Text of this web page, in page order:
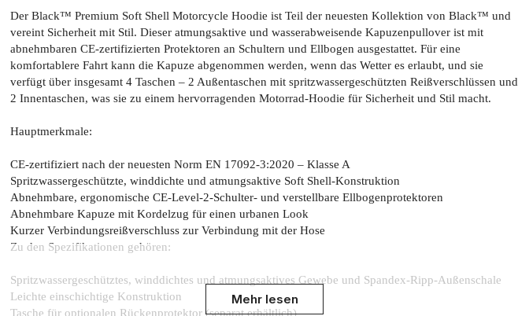
Der Black™ Premium Soft Shell Motorcycle Hoodie ist Teil der neuesten Kollektion von Black™ und
vereint Sicherheit mit Stil. Dieser atmungsaktive und wasserabweisende Kapuzenpullover ist mit
abnehmbaren CE-zertifizierten Protektoren an Schultern und Ellbogen ausgestattet. Für eine
komfortablere Fahrt kann die Kapuze abgenommen werden, wenn das Wetter es erlaubt, und sie
verfügt über insgesamt 4 Taschen – 2 Außentaschen mit spritzwassergeschützten Reißverschlüssen und
2 Innentaschen, was sie zu einem hervorragenden Motorrad-Hoodie für Sicherheit und Stil macht.
Hauptmerkmale:
CE-zertifiziert nach der neuesten Norm EN 17092-3:2020 – Klasse A
Spritzwassergeschützte, winddichte und atmungsaktive Soft Shell-Konstruktion
Abnehmbare, ergonomische CE-Level-2-Schulter- und verstellbare Ellbogenprotektoren
Abnehmbare Kapuze mit Kordelzug für einen urbanen Look
Kurzer Verbindungsreißverschluss zur Verbindung mit der Hose
Zu den Spezifikationen gehören:
Spritzwassergeschütztes, winddichtes und atmungsaktives Gewebe und Spandex-Ripp-Außenschale
Leichte einschichtige Konstruktion
Tasche für optionalen Rückenprotektor (separat erhältlich)
Mehr lesen